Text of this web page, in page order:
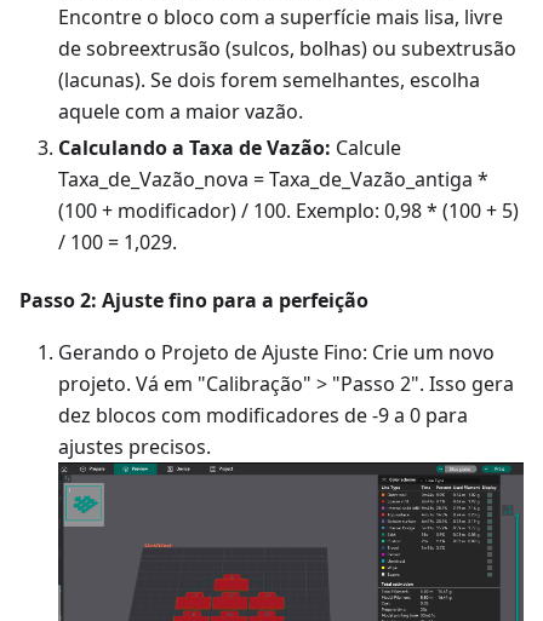
Encontre o bloco com a superfície mais lisa, livre
de sobreextrusão (sulcos, bolhas) ou subextrusão
(lacunas). Se dois forem semelhantes, escolha
aquele com a maior vazão.
Calculando a Taxa de Vazão: Calcule
Taxa_de_Vazão_nova = Taxa_de_Vazão_antiga *
(100 + modificador) / 100. Exemplo: 0,98 * (100 + 5)
/ 100 = 1,029.
Passo 2: Ajuste fino para a perfeição
Gerando o Projeto de Ajuste Fino: Crie um novo
projeto. Vá em "Calibração" > "Passo 2". Isso gera
dez blocos com modificadores de -9 a 0 para
ajustes precisos.